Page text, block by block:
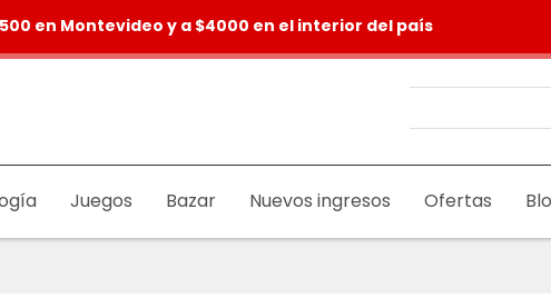
en Montevideo y a $4000 en el interior del país
Juegos Bazar Nuevos ingresos Ofertas